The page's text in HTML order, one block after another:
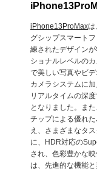
iPhone13ProMaxは
グシップスマート
練されたデザイン
ショナルレベルの
で美しい写真やビ
カメラシステムに
リアルタイムの深
となりました。ま
チップによる優れ
え、さまざまなタ
に、HDR対応の
され、色彩豊かな映
は、先進的な機能